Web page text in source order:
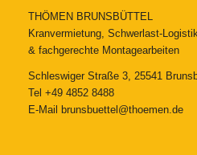
THÖMEN BRUNSBÜTTEL
Kranvermietung, Schwerlast-Logistik
& fachgerechte Montagearbeiten
Schleswiger Straße 3, 25541
Tel +49 4852 8488
E-Mail brunsbuettel@thoemen.de